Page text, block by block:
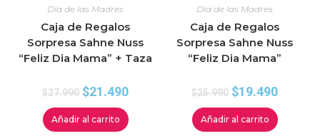
Dia de las Madres
Caja de Regalos
Sorpresa Sahne Nuss
“Feliz Dia Mama” + Taza
$27.990 $21.490
Añadir al carrito
Dia de las Madres
Caja de Regalos
Sorpresa Sahne Nuss
“Feliz Dia Mama”
$25.990 $19.490
Añadir al carrito